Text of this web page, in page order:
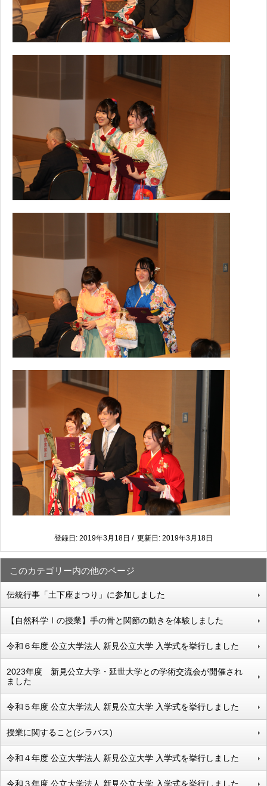
登録日: 2019年3月18日 / 更新日: 2019年3月18日
このカテゴリー内の他のページ
伝統行事「土下座まつり」に参加しました
【自然科学Ⅰの授業】手の骨と関節の動きを体験しました
令和６年度 公立大学法人 新見公立大学 入学式を挙行しました
2023年度 新見公立大学・延世大学との学術交流会が開催され
ました
令和５年度 公立大学法人 新見公立大学 入学式を挙行しました
授業に関すること(シラバス)
令和４年度 公立大学法人 新見公立大学 入学式を挙行しました
令和３年度 公立大学法人 新見公立大学 入学式を挙行しました